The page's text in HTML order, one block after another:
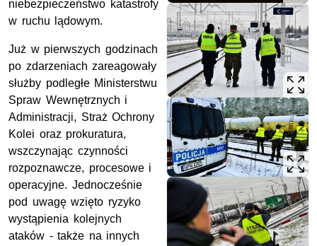
niebezpieczeństwo katastrofy
w ruchu lądowym.
Już w pierwszych godzinach
po zdarzeniach zareagowały
służby podległe Ministerstwu
Spraw Wewnętrznych i
Administracji, Straż Ochrony
Kolei oraz prokuratura,
wszczynając czynności
rozpoznawcze, procesowe i
operacyjne. Jednocześnie
pod uwagę wzięto ryzyko
wystąpienia kolejnych
ataków - także na innych